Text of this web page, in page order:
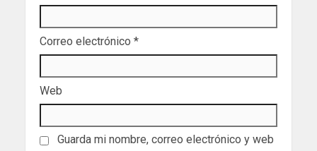
Correo electrónico *
Web
Guarda mi nombre, correo electrónico y web